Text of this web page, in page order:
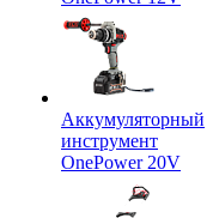
Аккумуляторный
инструмент
OnePower 20V